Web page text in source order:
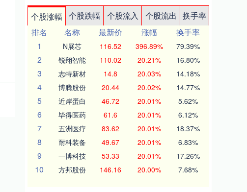
个股涨幅 个股跌幅 个股流入 个股流出
换手率
排名
名称 最新价 涨幅
换手率
1
N展芯 116.52 396.89% 79.39%
2 锐翔智能 110.02 20.21% 16.80%
3 志特新材 14.8 20.03% 14.18%
4 博腾股份 20.44 20.02% 14.77%
5 近岸蛋白 46.72 20.01% 5.62%
6 毕得医药 61.6 20.01% 6.12%
7 五洲医疗 83.62 20.01% 18.37%
8 耐科装备 49.67 20.01% 6.83%
9 一博科技 53.33 20.01% 17.26%
10 方邦股份 146.16 20.00% 7.68%